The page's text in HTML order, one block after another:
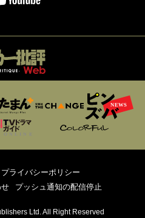
プライバシーポリシー
プッシュ通知の配信停止
Ltd. All Right Reserved